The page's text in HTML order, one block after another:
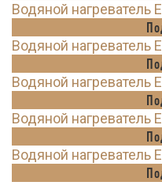
Водяной нагреватель
Водяной нагреватель
Водяной нагреватель
Водяной нагреватель
Водяной нагреватель